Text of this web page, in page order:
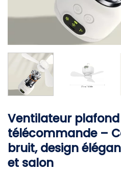
Ventilateur
télécommande –
bruit, design
et salon